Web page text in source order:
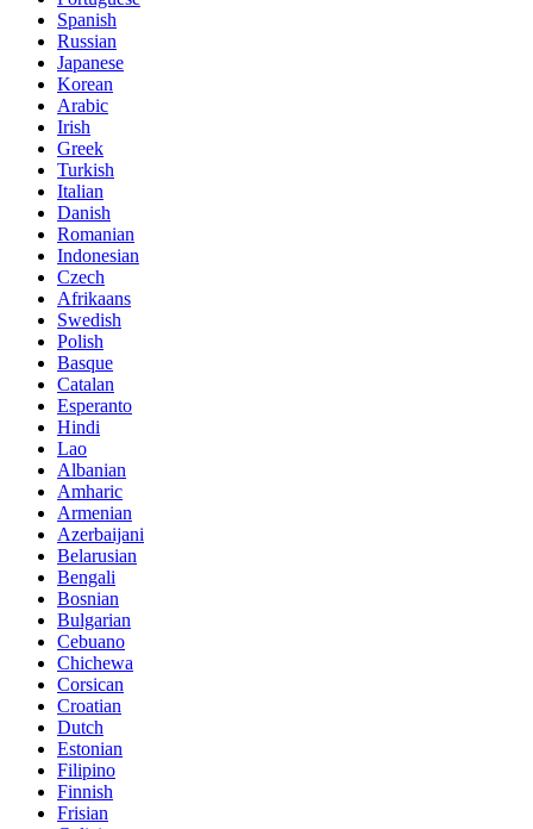
Spanish
Russian
Japanese
Korean
Arabic
Irish
Greek
Turkish
Italian
Danish
Romanian
Indonesian
Czech
Afrikaans
Swedish
Polish
Basque
Catalan
Esperanto
Hindi
Lao
Albanian
Amharic
Armenian
Azerbaijani
Belarusian
Bengali
Bosnian
Bulgarian
Cebuano
Chichewa
Corsican
Croatian
Dutch
Estonian
Filipino
Finnish
Frisian